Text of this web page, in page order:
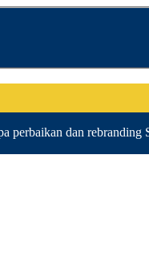
perbaikan dan rebranding